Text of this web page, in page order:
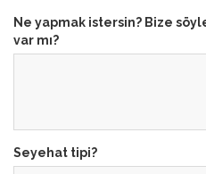
Ne yapmak istersin? Bize
var mı?
Seyehat tipi?